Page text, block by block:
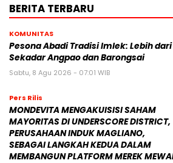
BERITA TERBARU
KOMUNITAS
Pesona Abadi Tradisi Imlek: Lebih dari
Sekadar Angpao dan Barongsai
Sabtu, 8 Agu 2026 - 07:01 WIB
Pers Rilis
MONDEVITA MENGAKUISISI SAHAM
MAYORITAS DI UNDERSCORE DISTRICT,
PERUSAHAAN INDUK MAGLIANO,
SEBAGAI LANGKAH KEDUA DALAM
MEMBANGUN PLATFORM MEREK